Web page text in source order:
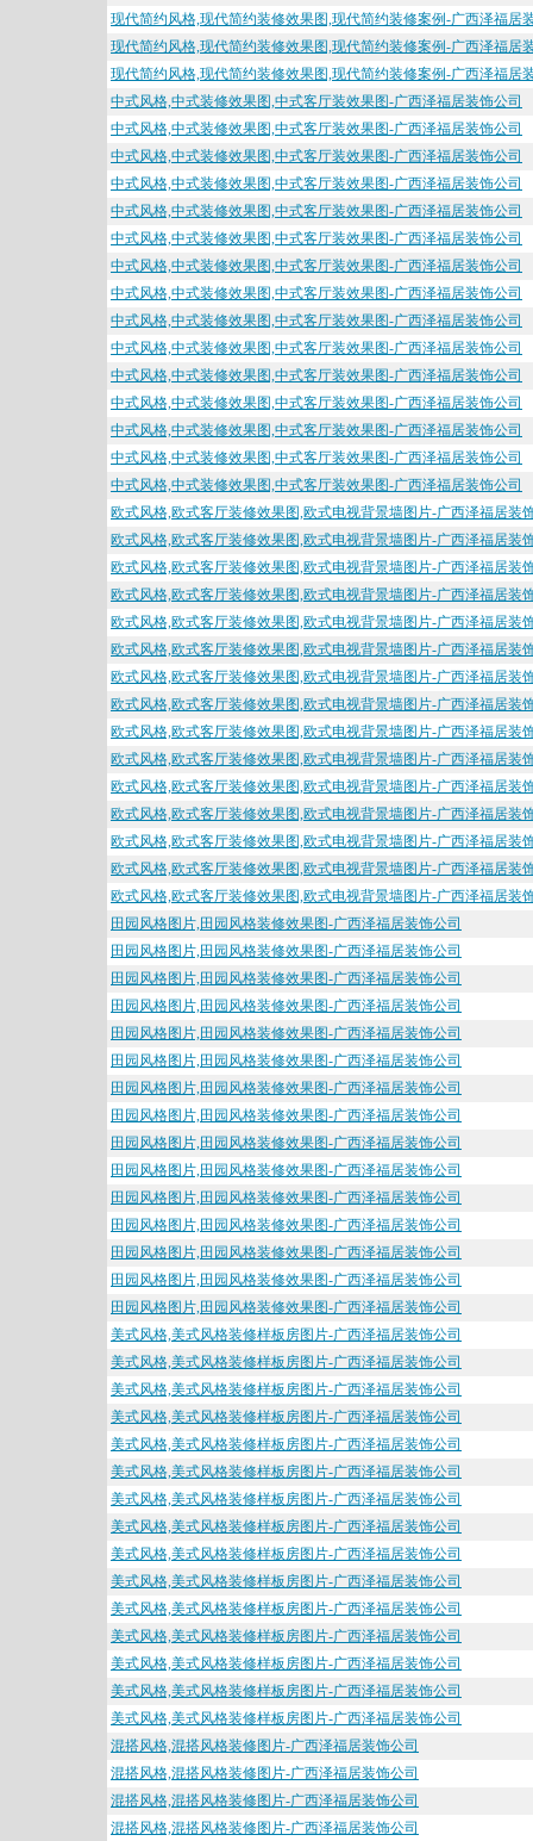
现代简约风格,现代简约装修效果图,现代简约装修案例-广西泽福居
现代简约风格,现代简约装修效果图,现代简约装修案例-广西泽福居
现代简约风格,现代简约装修效果图,现代简约装修案例-广西泽福居
中式风格,中式装修效果图,中式客厅装效果图-广西泽福居装饰公司
中式风格,中式装修效果图,中式客厅装效果图-广西泽福居装饰公司
中式风格,中式装修效果图,中式客厅装效果图-广西泽福居装饰公司
中式风格,中式装修效果图,中式客厅装效果图-广西泽福居装饰公司
中式风格,中式装修效果图,中式客厅装效果图-广西泽福居装饰公司
中式风格,中式装修效果图,中式客厅装效果图-广西泽福居装饰公司
中式风格,中式装修效果图,中式客厅装效果图-广西泽福居装饰公司
中式风格,中式装修效果图,中式客厅装效果图-广西泽福居装饰公司
中式风格,中式装修效果图,中式客厅装效果图-广西泽福居装饰公司
中式风格,中式装修效果图,中式客厅装效果图-广西泽福居装饰公司
中式风格,中式装修效果图,中式客厅装效果图-广西泽福居装饰公司
中式风格,中式装修效果图,中式客厅装效果图-广西泽福居装饰公司
中式风格,中式装修效果图,中式客厅装效果图-广西泽福居装饰公司
中式风格,中式装修效果图,中式客厅装效果图-广西泽福居装饰公司
中式风格,中式装修效果图,中式客厅装效果图-广西泽福居装饰公司
欧式风格,欧式客厅装修效果图,欧式电视背景墙图片-广西泽福居装
欧式风格,欧式客厅装修效果图,欧式电视背景墙图片-广西泽福居装
欧式风格,欧式客厅装修效果图,欧式电视背景墙图片-广西泽福居装
欧式风格,欧式客厅装修效果图,欧式电视背景墙图片-广西泽福居装
欧式风格,欧式客厅装修效果图,欧式电视背景墙图片-广西泽福居装
欧式风格,欧式客厅装修效果图,欧式电视背景墙图片-广西泽福居装
欧式风格,欧式客厅装修效果图,欧式电视背景墙图片-广西泽福居装
欧式风格,欧式客厅装修效果图,欧式电视背景墙图片-广西泽福居装
欧式风格,欧式客厅装修效果图,欧式电视背景墙图片-广西泽福居装
欧式风格,欧式客厅装修效果图,欧式电视背景墙图片-广西泽福居装
欧式风格,欧式客厅装修效果图,欧式电视背景墙图片-广西泽福居装
欧式风格,欧式客厅装修效果图,欧式电视背景墙图片-广西泽福居装
欧式风格,欧式客厅装修效果图,欧式电视背景墙图片-广西泽福居装
欧式风格,欧式客厅装修效果图,欧式电视背景墙图片-广西泽福居装
欧式风格,欧式客厅装修效果图,欧式电视背景墙图片-广西泽福居装
田园风格图片,田园风格装修效果图-广西泽福居装饰公司
田园风格图片,田园风格装修效果图-广西泽福居装饰公司
田园风格图片,田园风格装修效果图-广西泽福居装饰公司
田园风格图片,田园风格装修效果图-广西泽福居装饰公司
田园风格图片,田园风格装修效果图-广西泽福居装饰公司
田园风格图片,田园风格装修效果图-广西泽福居装饰公司
田园风格图片,田园风格装修效果图-广西泽福居装饰公司
田园风格图片,田园风格装修效果图-广西泽福居装饰公司
田园风格图片,田园风格装修效果图-广西泽福居装饰公司
田园风格图片,田园风格装修效果图-广西泽福居装饰公司
田园风格图片,田园风格装修效果图-广西泽福居装饰公司
田园风格图片,田园风格装修效果图-广西泽福居装饰公司
田园风格图片,田园风格装修效果图-广西泽福居装饰公司
田园风格图片,田园风格装修效果图-广西泽福居装饰公司
田园风格图片,田园风格装修效果图-广西泽福居装饰公司
美式风格,美式风格装修样板房图片-广西泽福居装饰公司
美式风格,美式风格装修样板房图片-广西泽福居装饰公司
美式风格,美式风格装修样板房图片-广西泽福居装饰公司
美式风格,美式风格装修样板房图片-广西泽福居装饰公司
美式风格,美式风格装修样板房图片-广西泽福居装饰公司
美式风格,美式风格装修样板房图片-广西泽福居装饰公司
美式风格,美式风格装修样板房图片-广西泽福居装饰公司
美式风格,美式风格装修样板房图片-广西泽福居装饰公司
美式风格,美式风格装修样板房图片-广西泽福居装饰公司
美式风格,美式风格装修样板房图片-广西泽福居装饰公司
美式风格,美式风格装修样板房图片-广西泽福居装饰公司
美式风格,美式风格装修样板房图片-广西泽福居装饰公司
美式风格,美式风格装修样板房图片-广西泽福居装饰公司
美式风格,美式风格装修样板房图片-广西泽福居装饰公司
美式风格,美式风格装修样板房图片-广西泽福居装饰公司
混搭风格,混搭风格装修图片-广西泽福居装饰公司
混搭风格,混搭风格装修图片-广西泽福居装饰公司
混搭风格,混搭风格装修图片-广西泽福居装饰公司
混搭风格,混搭风格装修图片-广西泽福居装饰公司